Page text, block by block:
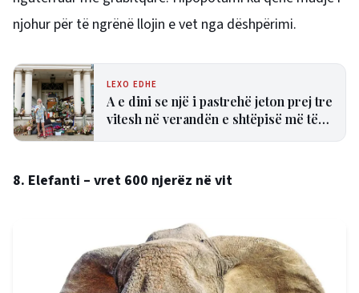
njohur për të ngrënë llojin e vet nga dëshpërimi.
LEXO EDHE
A e dini se një i pastrehë jeton prej tre
vitesh në verandën e shtëpisë më të
8. Elefanti – vret 600 njerëz në vit